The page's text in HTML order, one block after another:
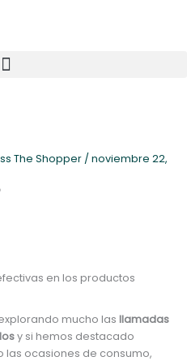
The Shopper / noviembre 22,
en los productos
mucho las llamadas
y si hemos destacado
las ocasiones de consumo,